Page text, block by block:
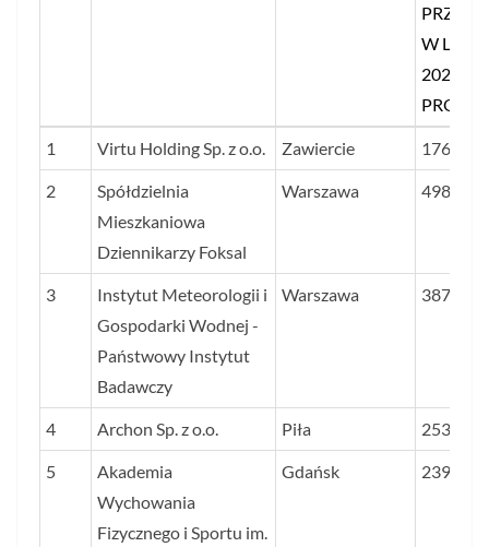
W
PROC.
LP.
NAZWA FIRMY SIEDZIBA
ZYSKU I
1 Virtu Holding Sp. z o.o. Zawiercie 176505
2
Spółdzielnia
Mieszkaniowa
Dziennikarzy Foksal
Warszawa 49890
3
Instytut Meteorologii i
Gospodarki Wodnej -
Państwowy Instytut
Badawczy
Warszawa 38759
4 Archon Sp. z o.o. Piła 25351
5
Akademia
Wychowania
Fizycznego i Sportu im.
Gdańsk 23959